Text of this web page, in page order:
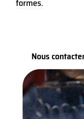
formes.
Nous